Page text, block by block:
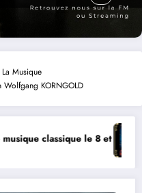
Musique
KORNGOLD
La Thérapie Légendaire